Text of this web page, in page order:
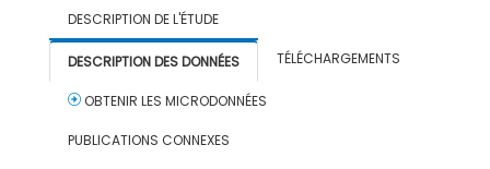
DESCRIPTION DE L'ÉTUDE
DESCRIPTION DES DONNÉES TÉLÉCHARGEMENTS
OBTENIR LES MICRODONNÉES
PUBLICATIONS CONNEXES